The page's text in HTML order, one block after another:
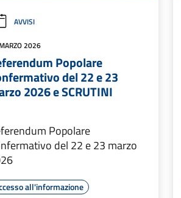
AVVISI
2026
Popolare
del 22 e 23
2026 e SCRUTINI
Popolare
del 22 e 23 marzo
all'informazione